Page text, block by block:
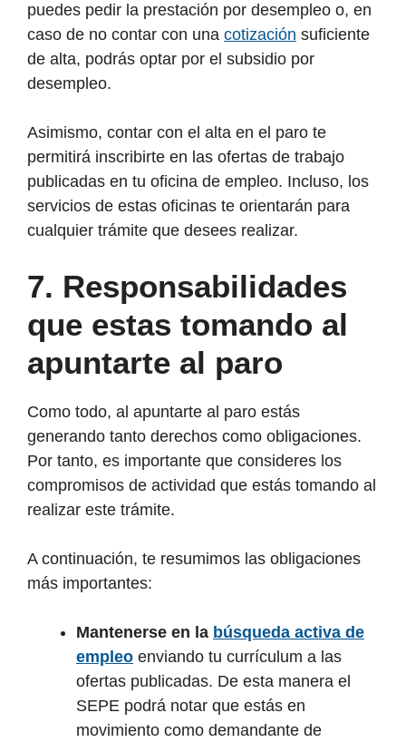
puedes pedir la prestación por desempleo o, en
caso de no contar con una cotización suficiente
de alta, podrás optar por el subsidio por
desempleo.
Asimismo, contar con el alta en el paro te
permitirá inscribirte en las ofertas de trabajo
publicadas en tu oficina de empleo. Incluso, los
servicios de estas oficinas te orientarán para
cualquier trámite que desees realizar.
7. Responsabilidades
que estas tomando al
apuntarte al paro
Como todo, al apuntarte al paro estás
generando tanto derechos como obligaciones.
Por tanto, es importante que consideres los
compromisos de actividad que estás tomando al
realizar este trámite.
A continuación, te resumimos las obligaciones
más importantes:
Mantenerse en la búsqueda activa de
empleo enviando tu currículum a las
ofertas publicadas. De esta manera el
SEPE podrá notar que estás en
movimiento como demandante de